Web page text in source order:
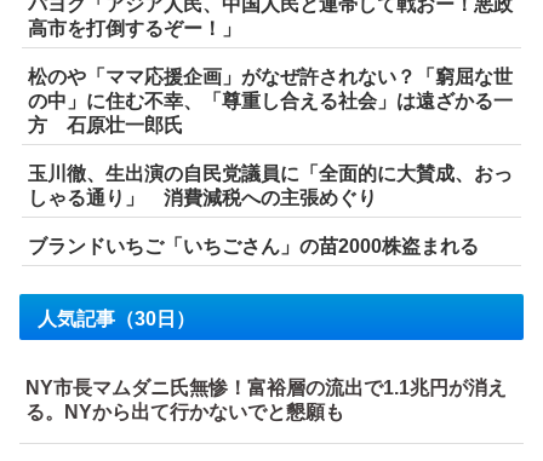
高市を打倒するぞー！」
松のや「ママ応援企画」がなぜ許されない？「窮屈な世
の中」に住む不幸、「尊重し合える社会」は遠ざかる一
方 石原壮一郎氏
玉川徹、生出演の自民党議員に「全面的に大賛成、おっ
しゃる通り」 消費減税への主張めぐり
ブランドいちご「いちごさん」の苗2000株盗まれる
人気記事（30日）
NY市長マムダニ氏無惨！富裕層の流出で1.1兆円が消え
る。NYから出て行かないでと懇願も